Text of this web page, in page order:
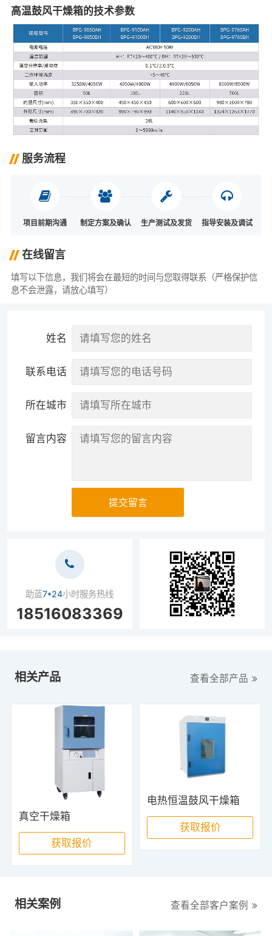
高温鼓风干燥箱的技术参数
服务流程
项目前期沟通 制定方案及确认 生产测试及发货 指导安装及调试
在线留言
填写以下信息，我们将会在最短的时间与您取得联系（严格保护信
息不会泄露，请放心填写）
姓名
联系电话
所在城市
留言内容
提交留言
助蓝7*24小时服务热线
18516083369
相关产品 查看全部产品
真空干燥箱
获取报价
电热恒温鼓风干燥箱
获取报价
相关案例 查看全部客户案例